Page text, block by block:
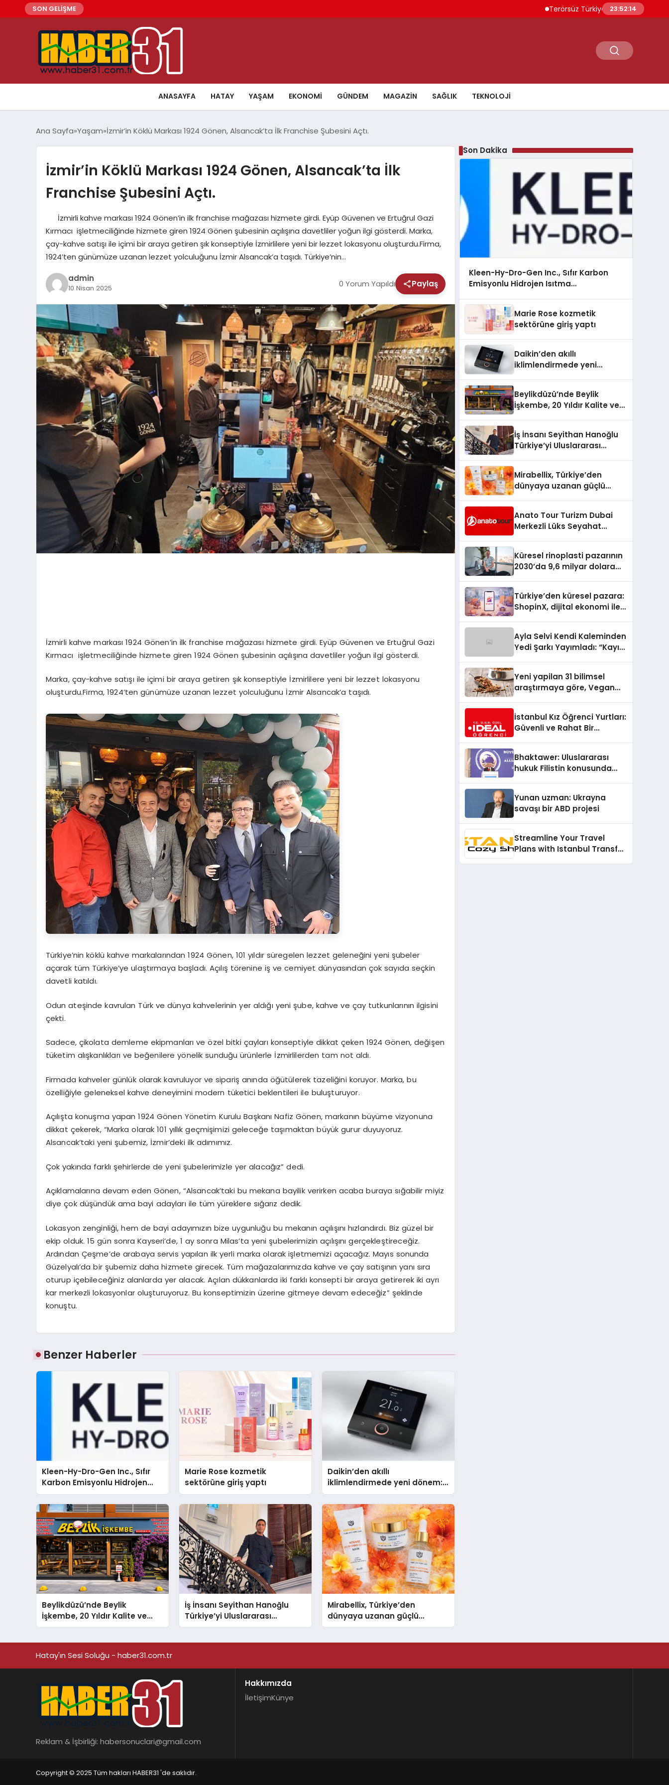
SON GELİŞME Terörsüz Türkiye İçin Yasal Süreç 5
23:52:15
ANASAYFA HATAY YAŞAM EKONOMI GÜNDEM MAGAZIN SAĞLIK TEKNOLOJI
Ana Sayfa Yaşam İzmir’in Köklü Markası 1924 Gönen, Alsancak’ta İlk Franchise Şubesini Açtı.
İzmir’in Köklü Markası 1924 Gönen, Alsancak’ta İlk
Franchise Şubesini Açtı.
İzmirli kahve markası 1924 Gönen’in ilk franchise mağazası hizmete girdi. Eyüp Güvenen ve Ertuğrul Gazi
Kırmacı işletmeciliğinde hizmete giren 1924 Gönen şubesinin açılışına davetliler yoğun ilgi gösterdi. Marka,
çay-kahve satışı ile içimi bir araya getiren şık konseptiyle İzmirlilere yeni bir lezzet lokasyonu oluşturdu.Firma,
1924’ten günümüze uzanan lezzet yolculuğunu İzmir Alsancak’a taşıdı. Türkiye’nin…
admin
10 Nisan 2025 0 Yorum Yapıldı Paylaş
İzmirli kahve markası 1924 Gönen’in ilk franchise mağazası hizmete girdi. Eyüp Güvenen ve Ertuğrul Gazi
Kırmacı işletmeciliğinde hizmete giren 1924 Gönen şubesinin açılışına davetliler yoğun ilgi gösterdi.
Marka, çay-kahve satışı ile içimi bir araya getiren şık konseptiyle İzmirlilere yeni bir lezzet lokasyonu
oluşturdu.Firma, 1924’ten günümüze uzanan lezzet yolculuğunu İzmir Alsancak’a taşıdı.
Türkiye’nin köklü kahve markalarından 1924 Gönen, 101 yıldır süregelen lezzet geleneğini yeni şubeler
açarak tüm Türkiye’ye ulaştırmaya başladı. Açılış törenine iş ve cemiyet dünyasından çok sayıda seçkin
davetli katıldı.
Odun ateşinde kavrulan Türk ve dünya kahvelerinin yer aldığı yeni şube, kahve ve çay tutkunlarının ilgisini
çekti.
Sadece, çikolata demleme ekipmanları ve özel bitki çayları konseptiyle dikkat çeken 1924 Gönen, değişen
tüketim alışkanlıkları ve beğenilere yönelik sunduğu ürünlerle İzmirlilerden tam not aldı.
Firmada kahveler günlük olarak kavruluyor ve sipariş anında öğütülerek tazeliğini koruyor. Marka, bu
özelliğiyle geleneksel kahve deneyimini modern tüketici beklentileri ile buluşturuyor.
Açılışta konuşma yapan 1924 Gönen Yönetim Kurulu Başkanı Nafiz Gönen, markanın büyüme vizyonuna
dikkat çekerek, “Marka olarak 101 yıllık geçmişimizi geleceğe taşımaktan büyük gurur duyuyoruz.
Alsancak’taki yeni şubemiz, İzmir’deki ilk adımımız.
Çok yakında farklı şehirlerde de yeni şubelerimizle yer alacağız” dedi.
Açıklamalarına devam eden Gönen, “Alsancak’taki bu mekana bayilik verirken acaba buraya sığabilir miyiz
diye çok düşündük ama bayi adayları ile tüm yüreklere sığarız dedik.
Lokasyon zenginliği, hem de bayi adayımızın bize uygunluğu bu mekanın açılışını hızlandırdı. Biz güzel bir
ekip olduk. 15 gün sonra Kayseri’de, 1 ay sonra Milas’ta yeni şubelerimizin açılışını gerçekleştireceğiz.
Ardından Çeşme’de arabaya servis yapılan ilk yerli marka olarak işletmemizi açacağız. Mayıs sonunda
Güzelyalı’da bir şubemiz daha hizmete girecek. Tüm mağazalarımızda kahve ve çay satışının yanı sıra
oturup içebileceğiniz alanlarda yer alacak. Açılan dükkanlarda iki farklı konsepti bir araya getirerek iki ayrı
kar merkezli lokasyonlar oluşturuyoruz. Bu konseptimizin üzerine gitmeye devam edeceğiz” şeklinde
konuştu.
Benzer Haberler
Kleen-Hy-Dro-Gen Inc., Sıfır
Karbon Emisyonlu Hidrojen
Isıtma Teknolojisinde ISO ve
TSSA Düzenleyici Onaylarını
Aldı
Marie Rose kozmetik
sektörüne giriş yaptı
Daikin’den akıllı
iklimlendirmede yeni dönem:
Madoka Plus Türkiye’de
Beylikdüzü’nde Beylik
İşkembe, 20 Yıldır Kalite ve
Lezzetin Değişmeyen Adresi
İş İnsanı Seyithan Hanoğlu
Türkiye’yi Uluslararası
Arenada Tanıtmayı Hedefliyor
Mirabellix, Türkiye’den
dünyaya uzanan güçlü
büyümesini sürdürüyor
Son Dakika
Kleen-Hy-Dro-Gen Inc., Sıfır Karbon
Emisyonlu Hidrojen Isıtma
Onaylarını Aldı
Marie Rose kozmetik
sektörüne giriş yaptı
Daikin’den akıllı
iklimlendirmede yeni
Beylikdüzü’nde Beylik
İşkembe, 20 Yıldır Kalite ve
İş İnsanı Seyithan Hanoğlu
Türkiye’yi Uluslararası
Mirabellix, Türkiye’den
dünyaya uzanan güçlü
Anato Tour Turizm Dubai
Merkezli Lüks Seyahat
Küresel rinoplasti pazarının
2030’da 9,6 milyar dolara
Türkiye’den küresel pazara:
ShopinX, dijital ekonomi ile
Ayla Selvi Kendi Kaleminden
Yedi Şarkı Yayımladı: “Kayıp
Yeni yapilan 31 bilimsel
araştırmaya göre, Vegan
Sindirildiğini Ortaya Koydu
İstanbul Kız Öğrenci Yurtları:
Güvenli ve Rahat Bir
Bhaktawer: Uluslararası
hukuk Filistin konusunda
Yunan uzman: Ukrayna
savaşı bir ABD projesi
Streamline Your Travel
Plans with Istanbul Transfer
Hatay'ın Sesi Soluğu - haber31.com.tr
Reklam & İşbirliği: habersonuclari@gmail.com
Hakkımızda
İletişimKünye
Copyright © 2025 Tüm hakları HABER31 'de saklıdır.